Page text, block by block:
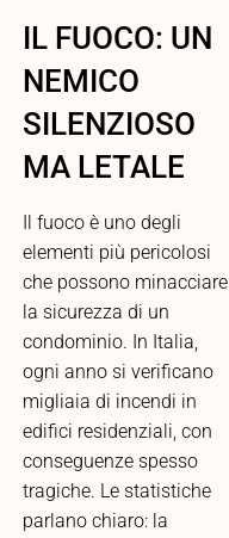
IL FUOCO: UN
NEMICO
SILENZIOSO
MA LETALE
Il fuoco è uno degli
elementi più pericolosi
che possono minacciare
la sicurezza di un
condominio. In Italia,
ogni anno si verificano
migliaia di incendi in
edifici residenziali, con
conseguenze spesso
tragiche. Le statistiche
parlano chiaro: la